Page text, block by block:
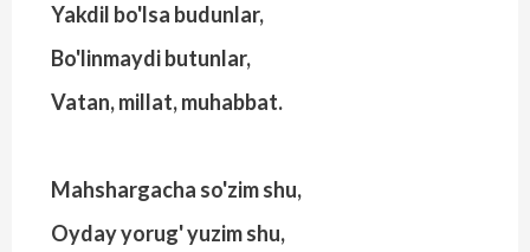
Yakdil bo'lsa budunlar,
Bo'linmaydi butunlar,
Vatan, millat, muhabbat.
Mahshargacha so'zim shu,
Oyday yorug' yuzim shu,